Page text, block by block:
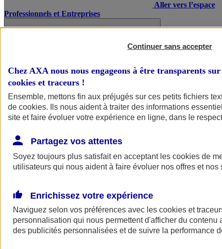
Aller vers l’espace
Professionnels et Entreprises
Continuer sans accepter
Chez AXA nous nous engageons à être transparents
cookies et traceurs !
Ensemble, mettons fin aux préjugés sur ces petits fichiers
de cookies. Ils nous aident à traiter des informations
site et faire évoluer votre expérience en ligne, dans le
Partagez vos attentes
Soyez toujours plus satisfait en acceptant les cookies de
utilisateurs qui nous aident à faire évoluer nos offres et nos
Enrichissez votre expérience
Naviguez selon vos préférences avec les cookies et
personnalisation qui nous permettent d'afficher du contenu
des publicités personnalisées et de suivre la performance